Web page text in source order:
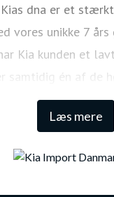
Læs mere
dna er et
vores unikke 7
Kia kunden et
samtidig én af de